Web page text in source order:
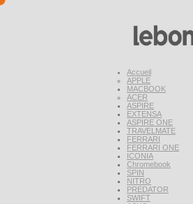
Accueil
APPLE
MACBOOK
ACER
ASPIRE
EXTENSA
ASPIRE ONE
TRAVELMATE
FERRARI
FERRARI ONE
ICONIA
Chromebook
SPIN
NITRO
PREDATOR
SWIFT